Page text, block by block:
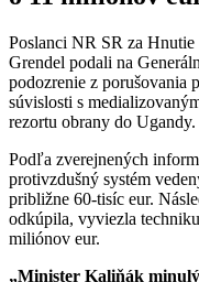
Poslanci NR SR za
Grendel podali na
podozrenie z porušovania
súvislosti s
rezortu obrany do Ugandy.
Podľa zverejnených
protivzdušný systém
približne 60-tisíc eur.
odkúpila, vyviezla
miliónov eur.
„Minister Kaliňák